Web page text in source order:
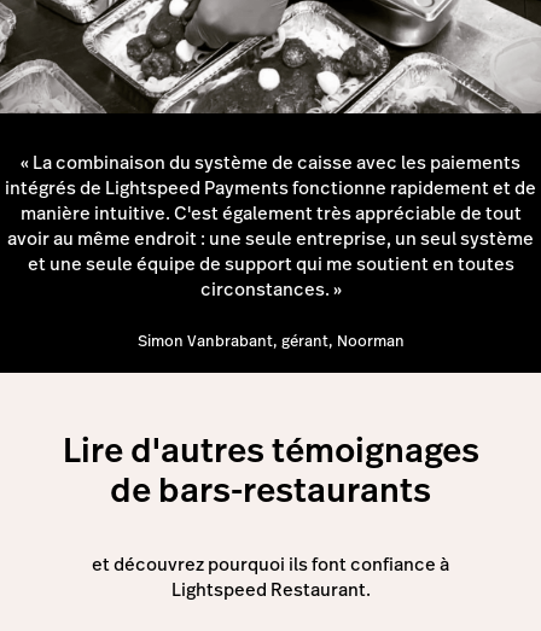
« La combinaison du système de caisse avec les paiements
intégrés de Lightspeed Payments fonctionne rapidement et de
manière intuitive. C'est également très appréciable de tout
avoir au même endroit : une seule entreprise, un seul système
et une seule équipe de support qui me soutient en toutes
circonstances. »
Simon Vanbrabant, gérant, Noorman
Lire d'autres témoignages
de bars-restaurants
et découvrez pourquoi ils font confiance à
Lightspeed Restaurant.